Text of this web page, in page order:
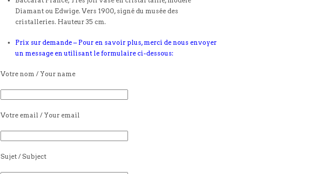
Diamant ou Edwige. Vers 1900, signé du musée des
cristalleries. Hauteur 35 cm.
Prix sur demande – Pour en savoir plus, merci de nous envoyer
un message en utilisant le formulaire ci-dessous:
Votre nom / Your name
Votre email / Your email
Sujet / Subject